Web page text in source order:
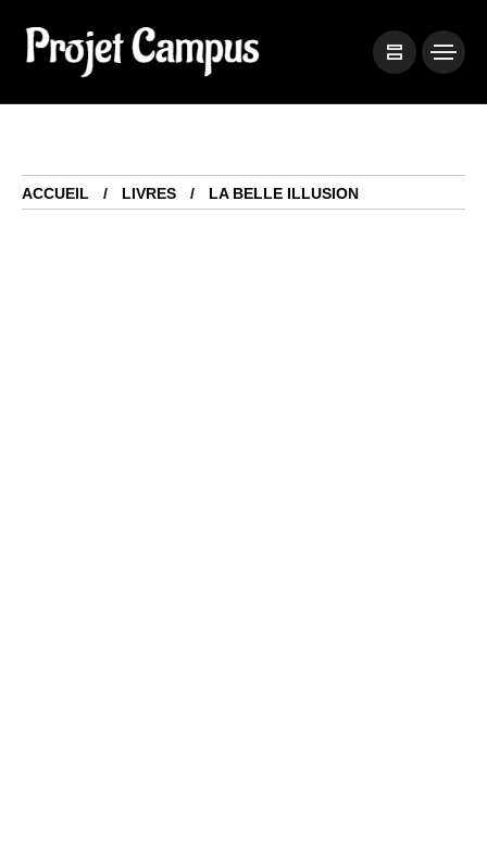
ACCUEIL LIVRES LA BELLE ILLUSION